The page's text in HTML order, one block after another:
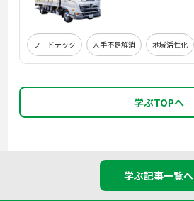
フードテック 人手不足解消 地域活性化
学ぶTOPへ
学ぶ記事一覧へ